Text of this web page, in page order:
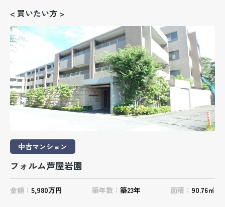
< 買いたい方 >
中古マンション
フォルム芦屋岩園
金額： 5,980万円 築年数： 築23年 面積： 90.76㎡